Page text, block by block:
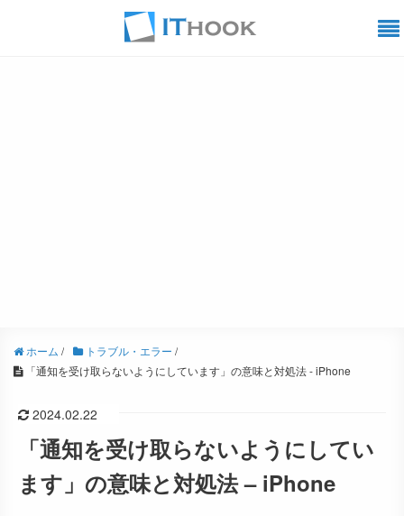
ホーム / トラブル・エラー /
「通知を受け取らないようにしています」の意味と対処法 - iPhone
2024.02.22
「通知を受け取らないようにしてい
ます」の意味と対処法 – iPhone